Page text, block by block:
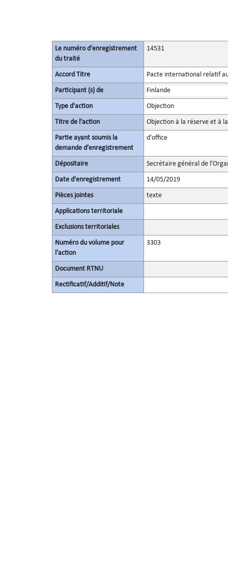
Le numéro d'enregistrement
du traité
14531
Accord Titre Pacte international relatif
Participant (s) de Finlande
Type d'action Objection
Titre de l'action Objection à la réserve et à
Partie ayant soumis la
demande d’enregistrement
d'office
Dépositaire Secrétaire général de
Date d'enregistrement 14/05/2019
Pièces jointes texte
Applications territoriale
Exclusions territoriales
Numéro du volume pour
l'action
3303
Document RTNU
Rectificatif/Additif/Note